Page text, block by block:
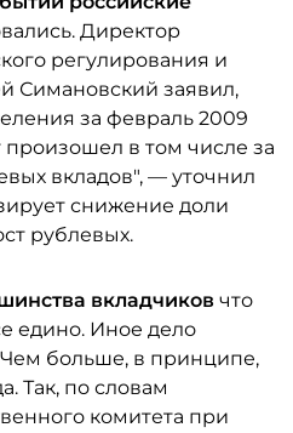
Директор
регулирования и
Симановский заявил,
за февраль 2009
произошел в том числе за
вкладов", — уточнил
снижение доли
рублевых.
вкладчиков что
едино. Иное дело
больше, в принципе,
Так, по словам
комитета при